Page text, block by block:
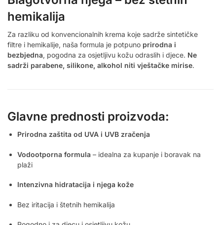
hemikalija
Za razliku od konvencionalnih krema koje sadrže sintetičke
filtre i hemikalije, naša formula je potpuno prirodna i
bezbjedna, pogodna za osjetljivu kožu odraslih i djece. Ne
sadrži parabene, silikone, alkohol niti vještačke mirise.
Glavne prednosti proizvoda:
Prirodna zaštita od UVA i UVB zračenja
Vodootporna formula – idealna za kupanje i boravak na
plaži
Intenzivna hidratacija i njega kože
Bez iritacija i štetnih hemikalija